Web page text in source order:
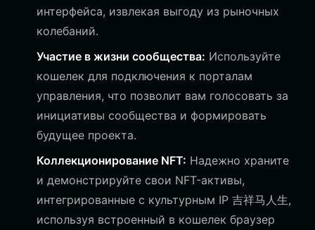
интерфейса, извлекая выгоду из рыночных
колебаний.
Участие в жизни сообщества: Используйте
кошелек для подключения к порталам
управления, что позволит вам голосовать за
инициативы сообщества и формировать
будущее проекта.
Коллекционирование NFT: Надежно храните
и демонстрируйте свои NFT-активы,
интегрированные с культурным IP 吉祥马人生,
используя встроенный в кошелек браузер